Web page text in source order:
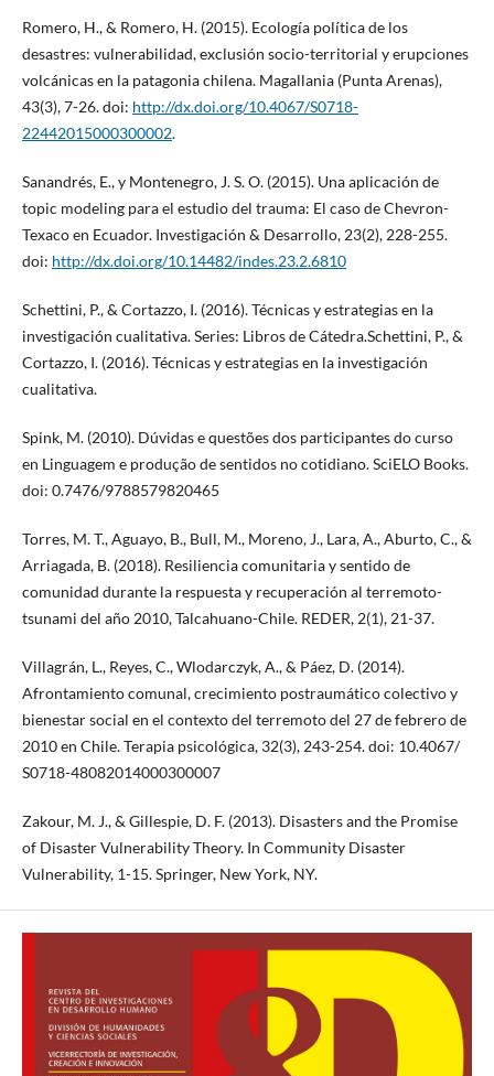
Romero, H., & Romero, H. (2015). Ecología política de los
desastres: vulnerabilidad, exclusión socio-territorial y erupciones
volcánicas en la patagonia chilena. Magallania (Punta Arenas),
43(3), 7-26. doi: http://dx.doi.org/10.4067/S0718-
22442015000300002.
Sanandrés, E., y Montenegro, J. S. O. (2015). Una aplicación de
topic modeling para el estudio del trauma: El caso de Chevron-
Texaco en Ecuador. Investigación & Desarrollo, 23(2), 228-255.
doi: http://dx.doi.org/10.14482/indes.23.2.6810
Schettini, P., & Cortazzo, I. (2016). Técnicas y estrategias en la
investigación cualitativa. Series: Libros de Cátedra.Schettini, P., &
Cortazzo, I. (2016). Técnicas y estrategias en la investigación
cualitativa.
Spink, M. (2010). Dúvidas e questões dos participantes do curso
en Linguagem e produção de sentidos no cotidiano. SciELO Books.
doi: 0.7476/9788579820465
Torres, M. T., Aguayo, B., Bull, M., Moreno, J., Lara, A., Aburto, C., &
Arriagada, B. (2018). Resiliencia comunitaria y sentido de
comunidad durante la respuesta y recuperación al terremoto-
tsunami del año 2010, Talcahuano-Chile. REDER, 2(1), 21-37.
Villagrán, L., Reyes, C., Wlodarczyk, A., & Páez, D. (2014).
Afrontamiento comunal, crecimiento postraumático colectivo y
bienestar social en el contexto del terremoto del 27 de febrero de
2010 en Chile. Terapia psicológica, 32(3), 243-254. doi: 10.4067/
S0718-48082014000300007
Zakour, M. J., & Gillespie, D. F. (2013). Disasters and the Promise
of Disaster Vulnerability Theory. In Community Disaster
Vulnerability, 1-15. Springer, New York, NY.